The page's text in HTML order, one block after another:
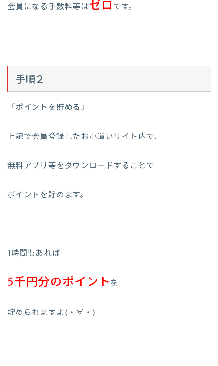
会員になる手数料等はゼロ です。
手順２
「ポイントを貯める」
上記で会員登録したお小遣いサイト内で、
無料アプリ等をダウンロードすることで
ポイントを貯めます。
1時間もあれば
5千円分のポイント を
貯められますよ(・∀・)